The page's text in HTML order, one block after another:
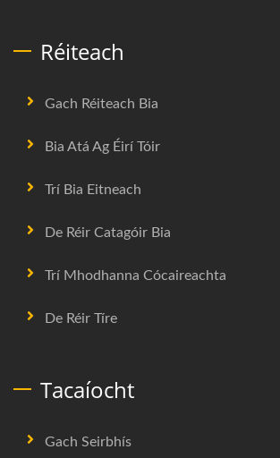
Réiteach
Gach Réiteach Bia
Bia Atá Ag Éirí Tóir
Trí Bia Eitneach
De Réir Catagóir Bia
Trí Mhodhanna Cócaireachta
De Réir Tíre
Tacaíocht
Gach Seirbhís